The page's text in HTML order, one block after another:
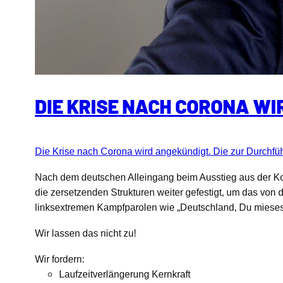
DIE KRISE NACH CORONA
Die Krise nach Corona wird angekündigt. Die zur
Nach dem deutschen Alleingang beim Ausstieg aus der
die zersetzenden Strukturen weiter gefestigt, um das
linksextremen Kampfparolen wie „Deutschland, Du
Wir lassen das nicht zu!
Wir fordern:
Laufzeitverlängerung Kernkraft